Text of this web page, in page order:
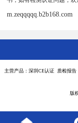
m.zeqqqqq.b2b168.com
主营产品：深圳CE认证 质检报
版